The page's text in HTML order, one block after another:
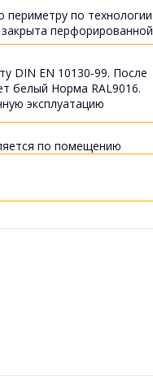
по технологии
перфорированной
DIN EN 10130-99. После
белый Норма RAL9016.
эксплуатацию
по помещению